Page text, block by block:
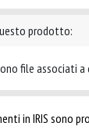
prodotto:
file associati
in IRIS sono